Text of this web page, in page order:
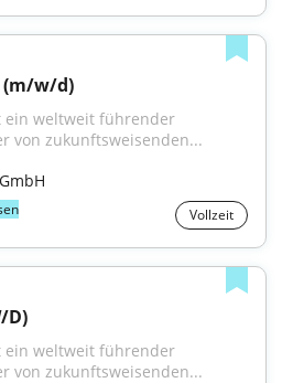
(m/w/d)
ein weltweit führender
von zukunftsweisenden...
Vollzeit
D)
ein weltweit führender
von zukunftsweisenden...